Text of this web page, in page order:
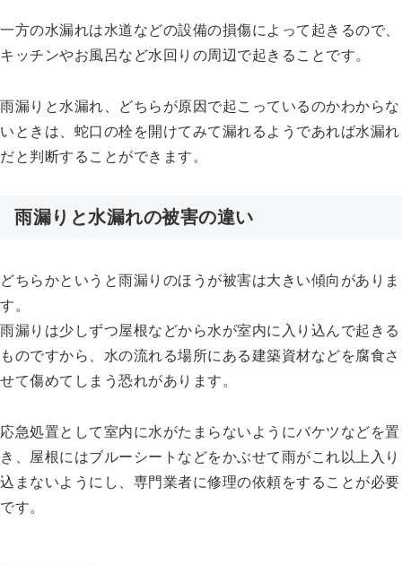
一方の水漏れは水道などの設備の損傷によって起きるので、
キッチンやお風呂など水回りの周辺で起きることです。
雨漏りと水漏れ、どちらが原因で起こっているのかわからな
いときは、蛇口の栓を開けてみて漏れるようであれば水漏れ
だと判断することができます。
雨漏りと水漏れの被害の違い
どちらかというと雨漏りのほうが被害は大きい傾向がありま
す。
雨漏りは少しずつ屋根などから水が室内に入り込んで起きる
ものですから、水の流れる場所にある建築資材などを腐食さ
せて傷めてしまう恐れがあります。
応急処置として室内に水がたまらないようにバケツなどを置
き、屋根にはブルーシートなどをかぶせて雨がこれ以上入り
込まないようにし、専門業者に修理の依頼をすることが必要
です。